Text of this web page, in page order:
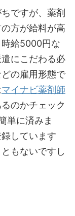
ですが、薬剤
方が給料が高
給5000円な
にこだわる必
の雇用形態で
マイナビ薬剤師
のかチェック
単に済みま
しています
もないですし